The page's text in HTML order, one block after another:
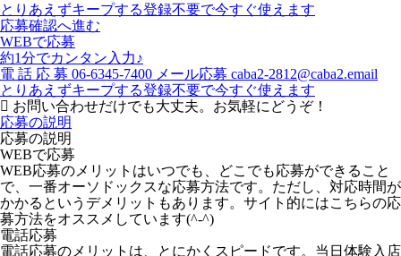
とりあえずキープする登録不要で今すぐ使えます
応募確認へ進む
WEBで応募
約1分でカンタン入力♪
電 話 応 募 06-6345-7400 メール応募 caba2-2812@caba2.email
とりあえずキープする登録不要で今すぐ使えます
お問い合わせだけでも大丈夫。お気軽にどうぞ！
応募の説明
応募の説明
WEBで応募
WEB応募のメリットはいつでも、どこでも応募ができること
で、一番オーソドックスな応募方法です。ただし、対応時間が
かかるというデメリットもあります。サイト的にはこちらの応
募方法をオススメしています(^-^)
電話応募
電話応募のメリットは、とにかくスピードです。当日体験入店